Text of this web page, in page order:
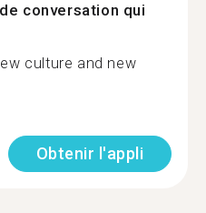
conversation qui
culture and new
Obtenir l'appli